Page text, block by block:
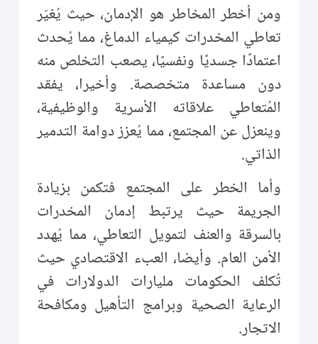
ومن أخطر المخاطر هو الإدمان، حيث يُغيّر
تعاطي المخدرات كيمياء الدماغ، مما يُحدث
اعتمادًا جسديًا ونفسيًا، يصعب التخلص منه
دون مساعدة متخصصة. وأخيرا، يفقد
المُتعاطي علاقاته الأسرية والوظيفية،
وينعزل عن المجتمع، مما يُعزز دوامة التدمير
الذاتي.
وأما الخطر على المجتمع فتكمن بزيادة
الجريمة حيث يرتبط إدمان المخدرات
بالسرقة والعنف لتمويل التعاطي، مما يُهدد
الأمن العام. وأيضا، العبء الاقتصادي حيث
تُكلف الحكومات مليارات الدولارات في
الرعاية الصحية وبرامج التأهيل ومكافحة
الاتجار.